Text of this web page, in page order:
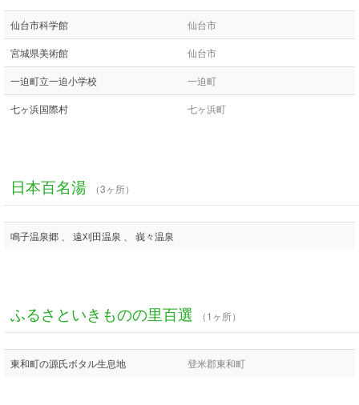
仙台市科学館 仙台市
宮城県美術館 仙台市
一迫町立一迫小学校 一迫町
七ヶ浜国際村 七ヶ浜町
日本百名湯 （3ヶ所）
鳴子温泉郷 、 遠刈田温泉 、 峩々温泉
ふるさといきものの里百選 （1ヶ所）
東和町の源氏ボタル生息地 登米郡東和町